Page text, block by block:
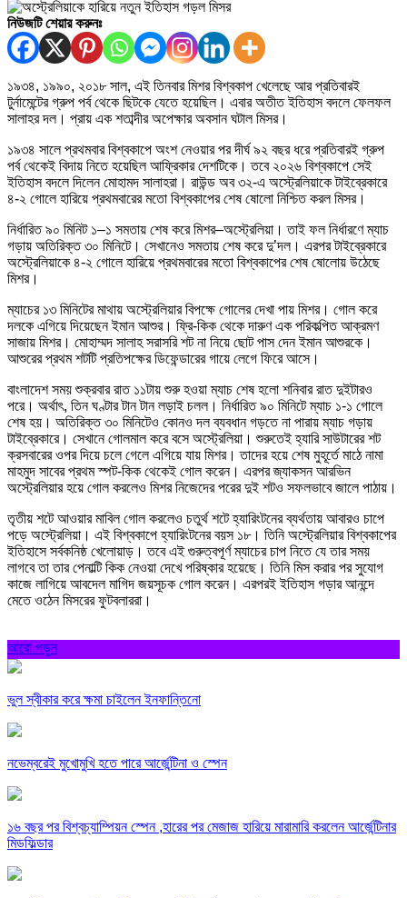
নিউজটি শেয়ার করুনঃ
১৯৩৪, ১৯৯০, ২০১৮ সাল, এই তিনবার মিশর বিশ্বকাপ খেলেছে আর প্রতিবারই
টুর্নামেন্টের গ্রুপ পর্ব থেকে ছিটকে যেতে হয়েছিল। এবার অতীত ইতিহাস বদলে ফেলফল
সালাহর দল। প্রায় এক শতাব্দীর অপেক্ষার অবসান ঘটাল মিসর।
১৯৩৪ সালে প্রথমবার বিশ্বকাপে অংশ নেওয়ার পর দীর্ঘ ৯২ বছর ধরে প্রতিবারই গ্রুপ
পর্ব থেকেই বিদায় নিতে হয়েছিল আফ্রিকার দেশটিকে। তবে ২০২৬ বিশ্বকাপে সেই
ইতিহাস বদলে দিলেন মোহামদ সালাহরা। রাউন্ড অব ৩২-এ অস্ট্রেলিয়াকে টাইব্রেকারে
৪-২ গোলে হারিয়ে প্রথমবারের মতো বিশ্বকাপের শেষ ষোলো নিশ্চিত করল মিসর।
নির্ধারিত ৯০ মিনিট ১–১ সমতায় শেষ করে মিশর–অস্ট্রেলিয়া। তাই ফল নির্ধারণে ম্যাচ
গড়ায় অতিরিক্ত ৩০ মিনিটে। সেখানেও সমতায় শেষ করে দু’দল। এরপর টাইব্রেকারে
অস্ট্রেলিয়াকে ৪-২ গোলে হারিয়ে প্রথমবারের মতো বিশ্বকাপের শেষ ষোলোয় উঠেছে
মিশর।
ম্যাচের ১৩ মিনিটের মাথায় অস্ট্রেলিয়ার বিপক্ষে গোলের দেখা পায় মিশর। গোল করে
দলকে এগিয়ে দিয়েছেন ইমান আশুর। ফ্রি-কিক থেকে দারুণ এক পরিকল্পিত আক্রমণ
সাজায় মিশর। মোহাম্মদ সালাহ সরাসরি শট না নিয়ে ছোট পাস দেন ইমান আশুরকে।
আশুরের প্রথম শটটি প্রতিপক্ষের ডিফেন্ডারের গায়ে লেগে ফিরে আসে।
বাংলাদেশ সময় শুক্রবার রাত ১১টায় শুরু হওয়া ম্যাচ শেষ হলো শনিবার রাত দুইটারও
পরে। অর্থাৎ, তিন ঘণ্টার টান টান লড়াই চলল। নির্ধারিত ৯০ মিনিটে ম্যাচ ১-১ গোলে
শেষ হয়। অতিরিক্ত ৩০ মিনিটেও কোনও দল ব্যবধান গড়তে না পারায় ম্যাচ গড়ায়
টাইব্রেকারে। সেখানে গোলমাল করে বসে অস্ট্রেলিয়া। শুরুতেই হ্যারি সাউটারের শট
ক্রসবারের ওপর দিয়ে চলে গেলে এগিয়ে যায় মিশর। তাদের হয়ে শেষ মুহূর্তে মাঠে নামা
মাহমুদ সাবের প্রথম স্পট-কিক থেকেই গোল করেন। এরপর জ্যাকসন আরভিন
অস্ট্রেলিয়ার হয়ে গোল করলেও মিশর নিজেদের পরের দুই শটও সফলভাবে জালে পাঠায়।
তৃতীয় শটে আওয়ার মাবিল গোল করলেও চতুর্থ শটে হ্যারিংটনের ব্যর্থতায় আবারও চাপে
পড়ে অস্ট্রেলিয়া। এই বিশ্বকাপে হ্যারিংটনের বয়স ১৮। তিনি অস্ট্রেলিয়ার বিশ্বকাপের
ইতিহাসে সর্বকনিষ্ঠ খেলোয়াড়। তবে এই গুরুত্বপূর্ণ ম্যাচের চাপ নিতে যে তার সময়
লাগবে তা তার পেনাল্টি কিক নেওয়া দেখে পরিষ্কার হয়েছে। তিনি মিস করার পর সুযোগ
কাজে লাগিয়ে আবদেল মাগিদ জয়সূচক গোল করেন। এরপরই ইতিহাস গড়ার আনন্দে
মেতে ওঠেন মিসরের ফুটবলাররা।
আরো পড়ুন
ভুল স্বীকার করে ক্ষমা চাইলেন ইনফান্তিনো
নভেম্বরেই মুখোমুখি হতে পারে আর্জেন্টিনা ও স্পেন
১৬ বছর পর বিশ্বচ্যাম্পিয়ন স্পেন ,হারের পর মেজাজ হারিয়ে মারামারি করলেন আর্জেন্টিনার
মিডফিল্ডার